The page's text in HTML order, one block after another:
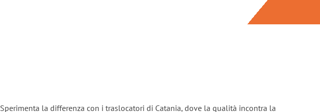
Sperimenta la differenza con i traslocatori di Catania, dove la qualità incontra la